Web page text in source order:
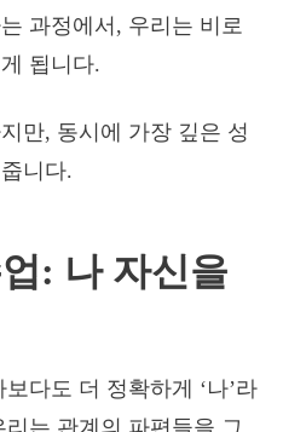
과정에서, 우리는 비로
됩니다.
만, 동시에 가장 깊은 성
니다.
: 나 자신을
다도 더 정확하게 ‘나’라
는 관계의 파편들을 그